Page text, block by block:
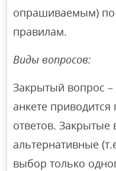
опрашиваемым)
правилам.
Виды вопросов:
Закрытый вопрос
анкете
ответов.
альтернативные
выбор только